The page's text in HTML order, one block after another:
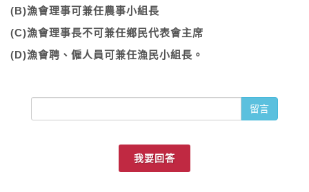
(B)漁會理事可兼任農事小組長
(C)漁會理事長不可兼任鄉民代表會主席
(D)漁會聘、僱人員可兼任漁民小組長。
留言
我要回答